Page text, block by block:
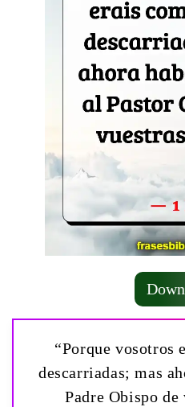
“Porque vosotros
descarriadas; mas
Padre Obispo de